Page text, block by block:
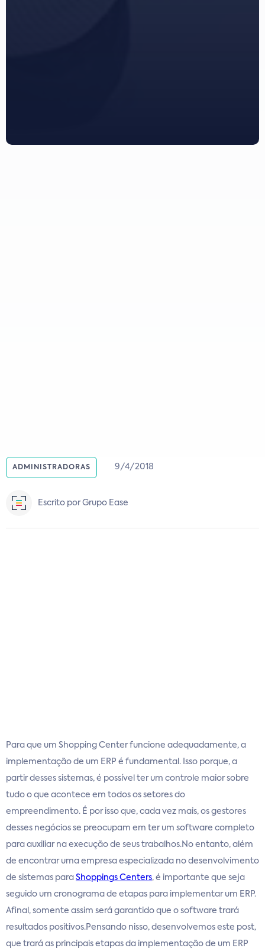
ADMINISTRADORAS 9/4/2018
Escrito por Grupo Ease
Para que um Shopping Center funcione adequadamente, a
implementação de um ERP é fundamental. Isso porque, a
partir desses sistemas, é possível ter um controle maior sobre
tudo o que acontece em todos os setores do
empreendimento. É por isso que, cada vez mais, os gestores
desses negócios se preocupam em ter um software completo
para auxiliar na execução de seus trabalhos.No entanto, além
de encontrar uma empresa especializada no desenvolvimento
de sistemas para Shoppings Centers, é importante que seja
seguido um cronograma de etapas para implementar um ERP.
Afinal, somente assim será garantido que o software trará
resultados positivos.Pensando nisso, desenvolvemos este post,
que trará as principais etapas da implementação de um ERP